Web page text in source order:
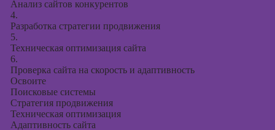
Анализ сайтов конкурентов
4.
Разработка стратегии продвижения
5.
Техническая оптимизация сайта
6.
Проверка сайта на скорость и адаптивность
Освоите
Поисковые системы
Стратегия продвижения
Техническая оптимизация
Адаптивность сайта